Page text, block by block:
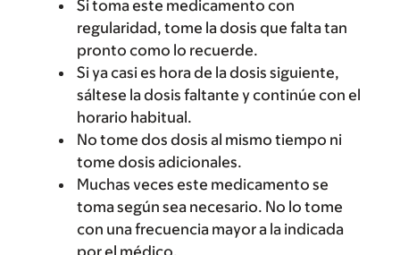
Si toma este medicamento con
regularidad, tome la dosis que falta tan
pronto como lo recuerde.
Si ya casi es hora de la dosis siguiente,
sáltese la dosis faltante y continúe con el
horario habitual.
No tome dos dosis al mismo tiempo ni
tome dosis adicionales.
Muchas veces este medicamento se
toma según sea necesario. No lo tome
con una frecuencia mayor a la indicada
por el médico.